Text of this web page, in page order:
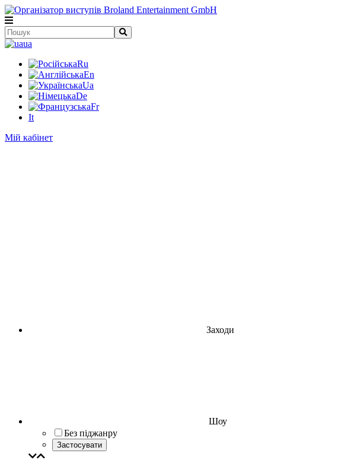
ua
Ru
En
Ua
De
Fr
It
Мій кабінет
Заходи
Шоу
Без піджанру
Застосувати